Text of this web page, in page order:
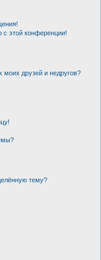
с этой конференции!
моих друзей и недругов?
тему?